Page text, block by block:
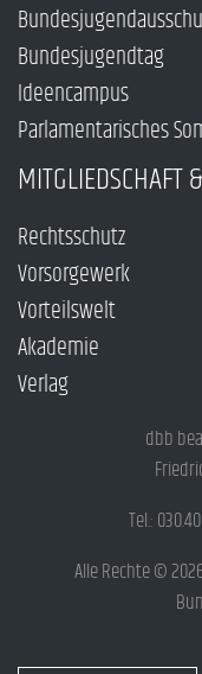
Bundesjugendtag
Ideencampus
Parlamentarisches
MITGLIEDSCHAFT
Rechtsschutz
Vorsorgewerk
Vorteilswelt
Akademie
Verlag
dbb
Tel.:
Alle Rechte ©